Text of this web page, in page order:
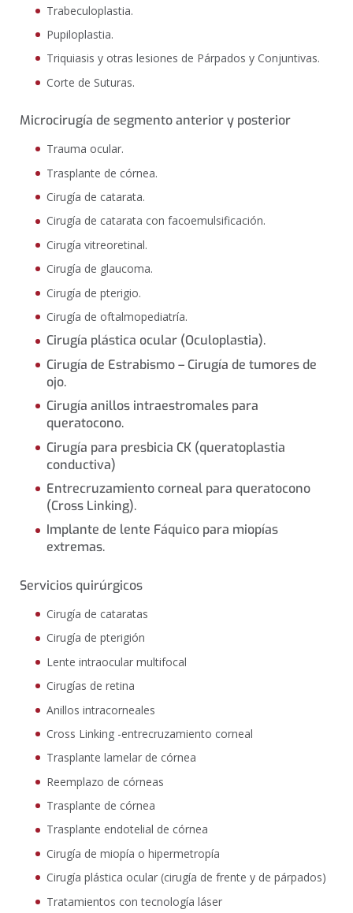
Trabeculoplastia.
Pupiloplastia.
Triquiasis y otras lesiones de Párpados y Conjuntivas.
Corte de Suturas.
Microcirugía de segmento anterior y posterior
Trauma ocular.
Trasplante de córnea.
Cirugía de catarata.
Cirugía de catarata con facoemulsificación.
Cirugía vitreoretinal.
Cirugía de glaucoma.
Cirugía de pterigio.
Cirugía de oftalmopediatría.
Cirugía plástica ocular (Oculoplastia).
Cirugía de Estrabismo – Cirugía de tumores de
ojo.
Cirugía anillos intraestromales para
queratocono.
Cirugía para presbicia CK (queratoplastia
conductiva)
Entrecruzamiento corneal para queratocono
(Cross Linking).
Implante de lente Fáquico para miopías
extremas.
Servicios quirúrgicos
Cirugía de cataratas
Cirugía de pterigión
Lente intraocular multifocal
Cirugías de retina
Anillos intracorneales
Cross Linking -entrecruzamiento corneal
Trasplante lamelar de córnea
Reemplazo de córneas
Trasplante de córnea
Trasplante endotelial de córnea
Cirugía de miopía o hipermetropía
Cirugía plástica ocular (cirugía de frente y de párpados)
Tratamientos con tecnología láser